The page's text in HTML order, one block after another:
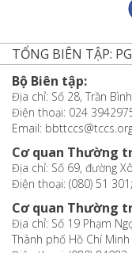
TỔNG BIÊN TẬP:
Bộ Biên tập:
Địa chỉ: Số 28, Trần
Điện thoại: 024
Email:
Cơ quan Thường
Địa chỉ: Số 69, đường
Điện thoại: (080) 51
Cơ quan Thường
Địa chỉ: Số 19 Phạm
Thành phố Hồ Chí Minh